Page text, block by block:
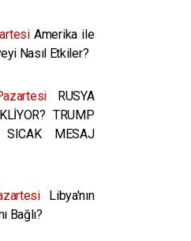
Amerika ile
Nasıl Etkiler?
RUSYA
TRUMP
SICAK MESAJ
Libya'nın
Bağlı?